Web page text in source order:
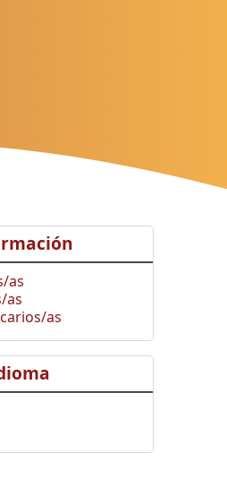
as
as
as